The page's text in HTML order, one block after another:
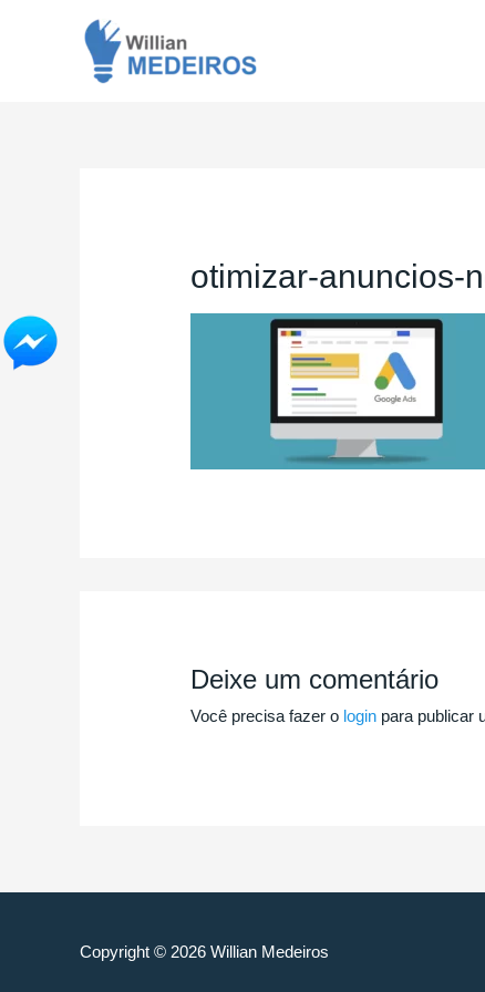
otimizar-anuncios-
Deixe um comentário
Você precisa fazer o login para publicar
Copyright © 2026 Willian Medeiros